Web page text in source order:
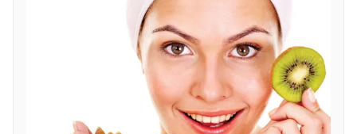
® Cấm sao chép dưới mọi hình thức nếu không có sự chấp
thuận bằng văn bản. Ghi rõ nguồn VTV.vn khi phát hành lại
thông tin từ website này.